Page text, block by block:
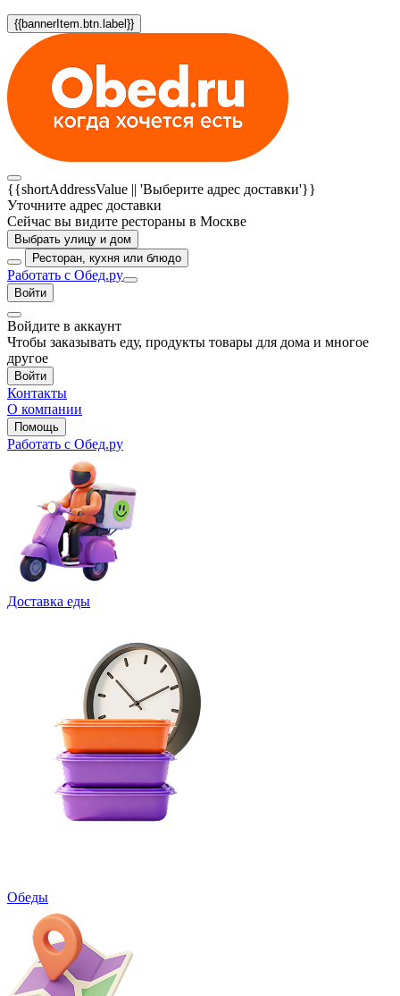
{{bannerItem.btn.label}}
{{shortAddressValue || 'Выберите адрес доставки'}}
Уточните адрес доставки
Сейчас вы видите рестораны в Москве
Выбрать улицу и дом
Ресторан, кухня или блюдо
Работать с Обед.ру
Войти
Войдите в аккаунт
Чтобы заказывать еду, продукты товары для дома и многое
другое
Войти
Контакты
О компании
Помощь
Работать с Обед.ру
Доставка еды
Обеды